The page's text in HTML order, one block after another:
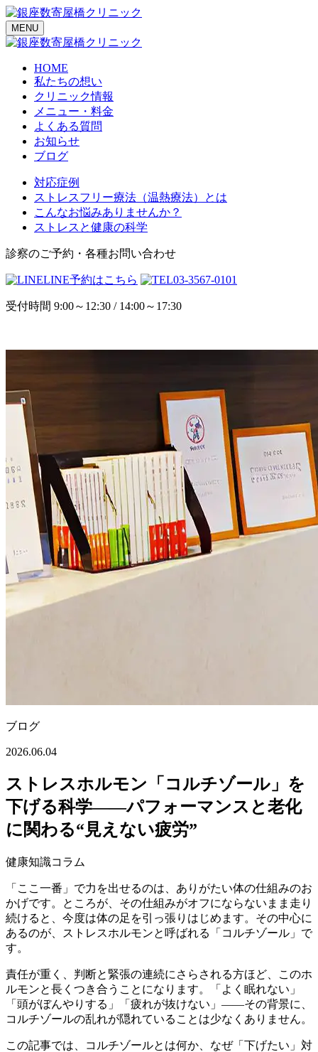
MENU
HOME
私たちの想い
クリニック情報
メニュー・料金
よくある質問
お知らせ
ブログ
対応症例
ストレスフリー療法（温熱療法）とは
こんなお悩みありませんか？
ストレスと健康の科学
診察のご予約・各種お問い合わせ
LINE予約はこちら 03-3567-0101
受付時間 9:00～12:30 / 14:00～17:30
ブログ
2026.06.04
ストレスホルモン「コルチゾール」を
下げる科学——パフォーマンスと老化
に関わる“見えない疲労”
健康知識コラム
「ここ一番」で力を出せるのは、ありがたい体の仕組みのお
かげです。ところが、その仕組みがオフにならないまま走り
続けると、今度は体の足を引っ張りはじめます。その中心に
あるのが、ストレスホルモンと呼ばれる「コルチゾール」で
す。
責任が重く、判断と緊張の連続にさらされる方ほど、このホ
ルモンと長くつき合うことになります。「よく眠れない」
「頭がぼんやりする」「疲れが抜けない」——その背景に、
コルチゾールの乱れが隠れていることは少なくありません。
この記事では、コルチゾールとは何か、なぜ「下げたい」対